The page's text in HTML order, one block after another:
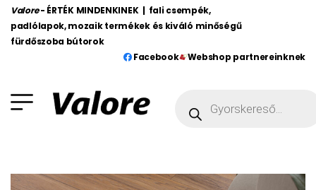
Valore - ÉRTÉK MINDENKINEK | fali csempék,
padlólapok, mozaik termékek és kiváló minőségű
fürdőszoba bútorok
Facebook
Webshop partnereinknek